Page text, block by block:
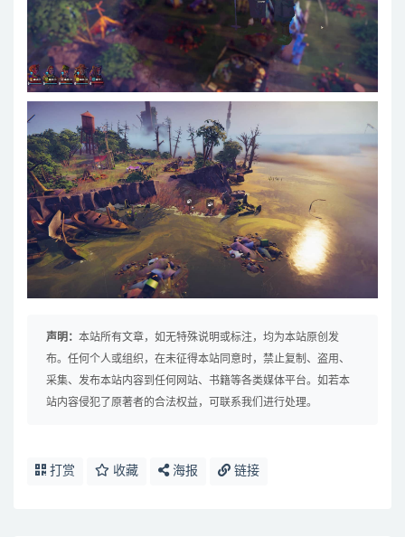
声明： 本站所有文章，如无特殊说明或标注，均为本站原创发
布。任何个人或组织，在未征得本站同意时，禁止复制、盗用、
采集、发布本站内容到任何网站、书籍等各类媒体平台。如若本
站内容侵犯了原著者的合法权益，可联系我们进行处理。
打赏 收藏 海报 链接